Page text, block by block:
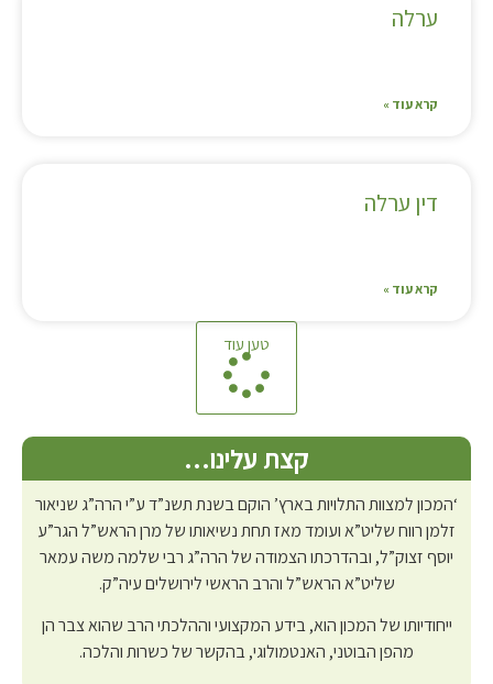
ערלה
קרא עוד »
דין ערלה
קרא עוד »
טען עוד
קצת עלינו…
‘המכון למצוות התלויות בארץ’ הוקם בשנת תשנ”ד ע”י הרה”ג שניאור
זלמן רווח שליט”א ועומד מאז תחת נשיאותו של מרן הראש”ל הגר”ע
יוסף זצוק”ל, ובהדרכתו הצמודה של הרה”ג רבי שלמה משה עמאר
שליט”א הראש”ל והרב הראשי לירושלים עיה”ק.
ייחודיותו של המכון הוא, בידע המקצועי וההלכתי הרב שהוא צבר הן
מהפן הבוטני, האנטמולוגי, בהקשר של כשרות והלכה.